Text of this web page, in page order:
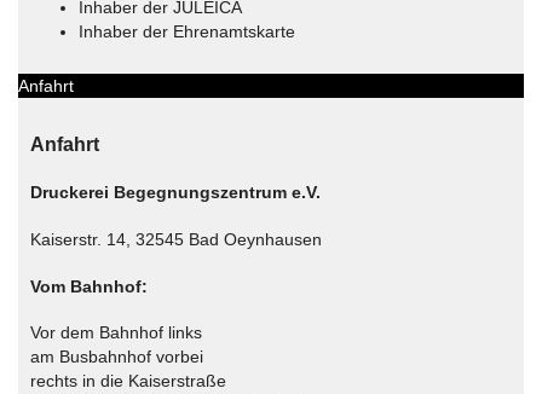
Inhaber der JULEICA
Inhaber der Ehrenamtskarte
Anfahrt
Anfahrt
Druckerei Begegnungszentrum e.V.
Kaiserstr. 14, 32545 Bad Oeynhausen
Vom Bahnhof:
Vor dem Bahnhof links
am Busbahnhof vorbei
rechts in die Kaiserstraße